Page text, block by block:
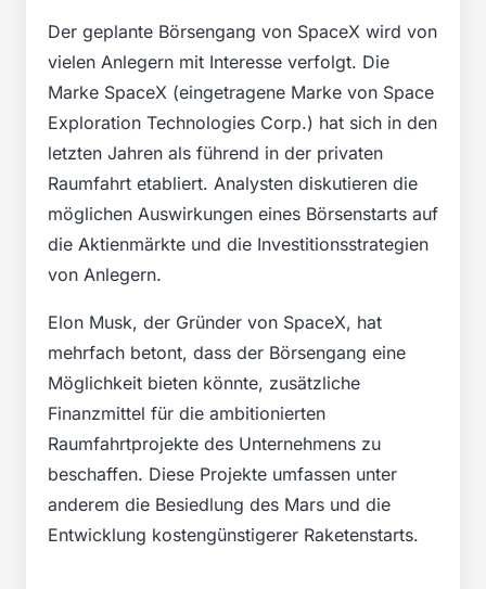
Der geplante Börsengang von SpaceX wird von
vielen Anlegern mit Interesse verfolgt. Die
Marke SpaceX (eingetragene Marke von Space
Exploration Technologies Corp.) hat sich in den
letzten Jahren als führend in der privaten
Raumfahrt etabliert. Analysten diskutieren die
möglichen Auswirkungen eines Börsenstarts auf
die Aktienmärkte und die Investitionsstrategien
von Anlegern.
Elon Musk, der Gründer von SpaceX, hat
mehrfach betont, dass der Börsengang eine
Möglichkeit bieten könnte, zusätzliche
Finanzmittel für die ambitionierten
Raumfahrtprojekte des Unternehmens zu
beschaffen. Diese Projekte umfassen unter
anderem die Besiedlung des Mars und die
Entwicklung kostengünstigerer Raketenstarts.